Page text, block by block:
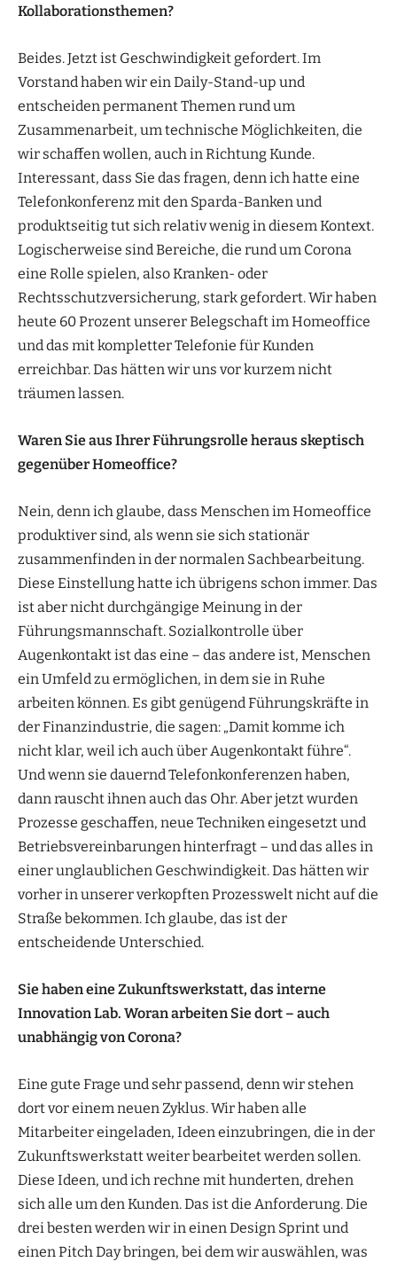
Kollaborationsthemen?
Beides. Jetzt ist Geschwindigkeit gefordert. Im
Vorstand haben wir ein Daily-Stand-up und
entscheiden permanent Themen rund um
Zusammenarbeit, um technische Möglichkeiten, die
wir schaffen wollen, auch in Richtung Kunde.
Interessant, dass Sie das fragen, denn ich hatte eine
Telefonkonferenz mit den Sparda-Banken und
produktseitig tut sich relativ wenig in diesem Kontext.
Logischerweise sind Bereiche, die rund um Corona
eine Rolle spielen, also Kranken- oder
Rechtsschutzversicherung, stark gefordert. Wir haben
heute 60 Prozent unserer Belegschaft im Homeoffice
und das mit kompletter Telefonie für Kunden
erreichbar. Das hätten wir uns vor kurzem nicht
träumen lassen.
Waren Sie aus Ihrer Führungsrolle heraus skeptisch
gegenüber Homeoffice?
Nein, denn ich glaube, dass Menschen im Homeoffice
produktiver sind, als wenn sie sich stationär
zusammenfinden in der normalen Sachbearbeitung.
Diese Einstellung hatte ich übrigens schon immer. Das
ist aber nicht durchgängige Meinung in der
Führungsmannschaft. Sozialkontrolle über
Augenkontakt ist das eine – das andere ist, Menschen
ein Umfeld zu ermöglichen, in dem sie in Ruhe
arbeiten können. Es gibt genügend Führungskräfte in
der Finanzindustrie, die sagen: „Damit komme ich
nicht klar, weil ich auch über Augenkontakt führe“.
Und wenn sie dauernd Telefonkonferenzen haben,
dann rauscht ihnen auch das Ohr. Aber jetzt wurden
Prozesse geschaffen, neue Techniken eingesetzt und
Betriebsvereinbarungen hinterfragt – und das alles in
einer unglaublichen Geschwindigkeit. Das hätten wir
vorher in unserer verkopften Prozesswelt nicht auf die
Straße bekommen. Ich glaube, das ist der
entscheidende Unterschied.
Sie haben eine Zukunftswerkstatt, das interne
Innovation Lab. Woran arbeiten Sie dort – auch
unabhängig von Corona?
Eine gute Frage und sehr passend, denn wir stehen
dort vor einem neuen Zyklus. Wir haben alle
Mitarbeiter eingeladen, Ideen einzubringen, die in der
Zukunftswerkstatt weiter bearbeitet werden sollen.
Diese Ideen, und ich rechne mit hunderten, drehen
sich alle um den Kunden. Das ist die Anforderung. Die
drei besten werden wir in einen Design Sprint und
einen Pitch Day bringen, bei dem wir auswählen, was